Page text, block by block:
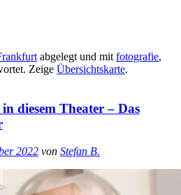
abgelegt und mit fotografie,
Zeige Übersichtskarte.
diesem Theater – Das
2022 von Stefan B.